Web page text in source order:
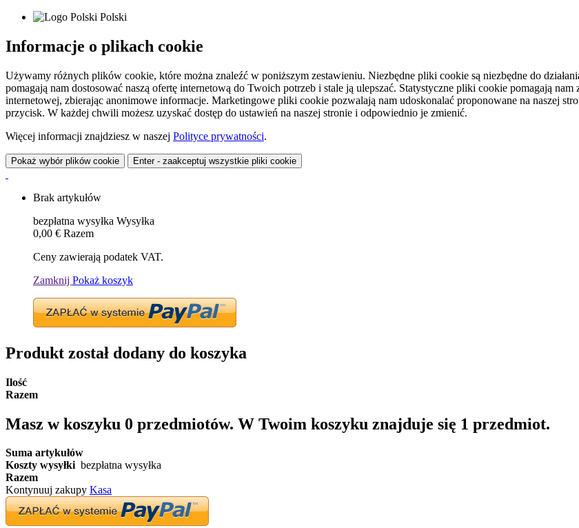
Polski
Informacje o plikach cookie
Używamy różnych plików cookie, które można znaleźć w poniższym zestawieniu. Niezbędne pliki cookie są niezbędne do
pomagają nam dostosować naszą ofertę internetową do Twoich potrzeb i stale ją ulepszać. Statystyczne pliki cookie pomagają
internetowej, zbierając anonimowe informacje. Marketingowe pliki cookie pozwalają nam udoskonalać proponowane na naszej
przycisk. W każdej chwili możesz uzyskać dostęp do ustawień na naszej stronie i odpowiednio je zmienić.
Więcej informacji znajdziesz w naszej Polityce prywatności.
Pokaż wybór plików cookie Enter - zaakceptuj wszystkie pliki cookie
Brak artykułów
bezpłatna wysyłka Wysyłka
0,00 € Razem
Ceny zawierają podatek VAT.
Zamknij Pokaż koszyk
Produkt został dodany do koszyka
Ilość
Razem
Masz w koszyku 0 przedmiotów. W Twoim koszyku znajduje się 1 przedmiot.
Suma artykułów
Koszty wysyłki bezpłatna wysyłka
Razem
Kontynuuj zakupy Kasa